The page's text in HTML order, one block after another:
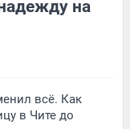
на
всё. Как
в Чите до